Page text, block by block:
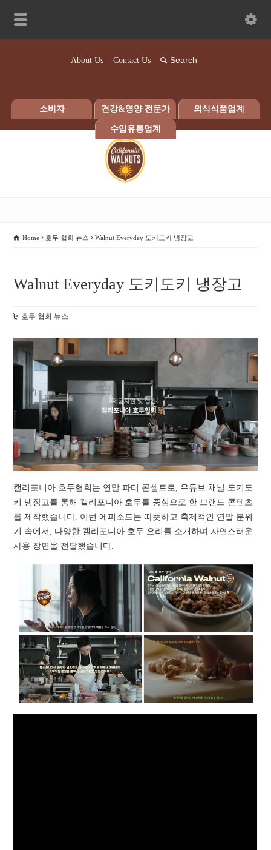
About Us Contact Us
소비자 건강&영양 전문가 외식식품업계
수입유통업계
Home 호두 협회 뉴스 Walnut Everyday 도키도키 냉장고
Walnut Everyday 도키도키 냉장고
호두 협회 뉴스
캘리포니아 호두협회는 연말 파티 콘셉트로, 유튜브 채널 도키도
키 냉장고를 통해 캘리포니아 호두를 중심으로 한 브랜드 콘텐츠
를 제작했습니다. 이번 에피소드는 따뜻하고 축제적인 연말 분위
기 속에서, 다양한 캘리포니아 호두 요리를 소개하며 자연스러운
사용 장면을 전달했습니다.